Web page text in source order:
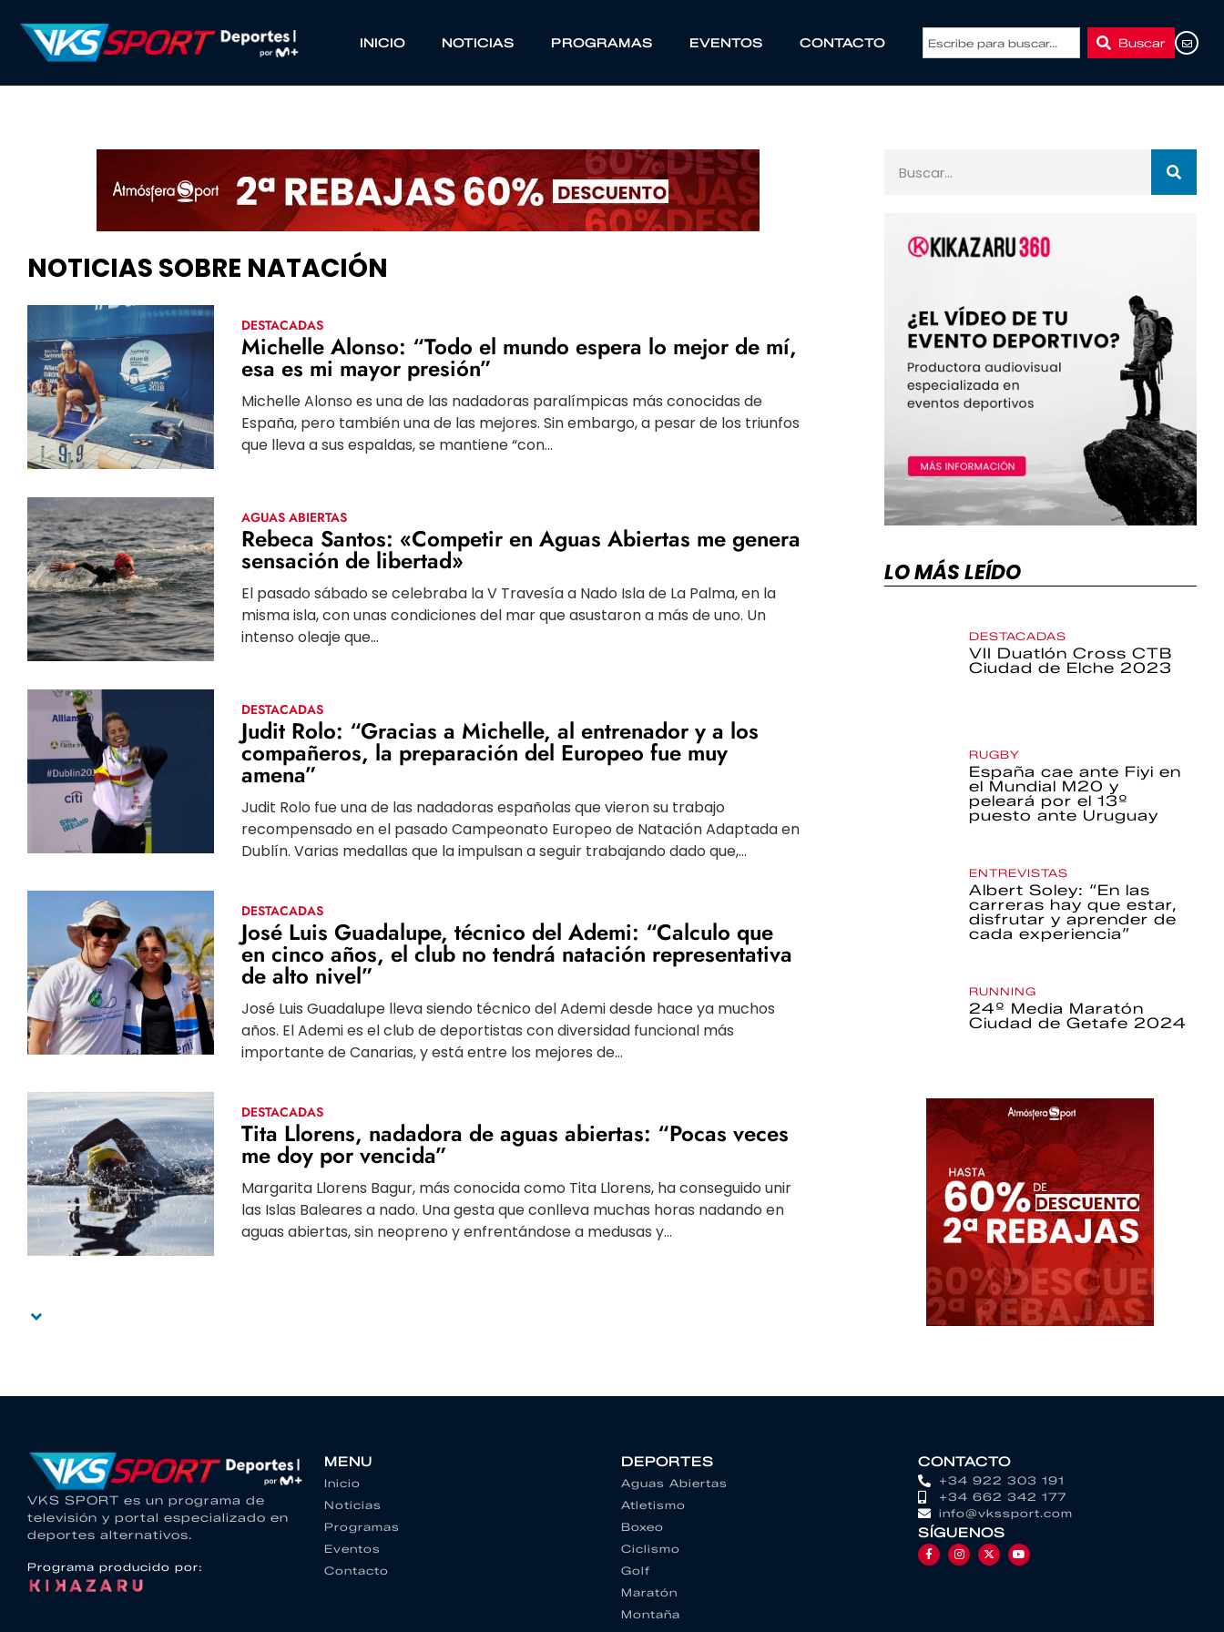
INICIO NOTICIAS PROGRAMAS EVENTOS CONTACTO Buscar
NOTICIAS SOBRE NATACIÓN
DESTACADAS
Michelle Alonso: “Todo el mundo espera lo mejor de mí,
esa es mi mayor presión”
Michelle Alonso es una de las nadadoras paralímpicas más conocidas de
España, pero también una de las mejores. Sin embargo, a pesar de los triunfos
que lleva a sus espaldas, se mantiene “con...
AGUAS ABIERTAS
Rebeca Santos: «Competir en Aguas Abiertas me genera
sensación de libertad»
El pasado sábado se celebraba la V Travesía a Nado Isla de La Palma, en la
misma isla, con unas condiciones del mar que asustaron a más de uno. Un
intenso oleaje que...
DESTACADAS
Judit Rolo: “Gracias a Michelle, al entrenador y a los
compañeros, la preparación del Europeo fue muy
amena”
Judit Rolo fue una de las nadadoras españolas que vieron su trabajo
recompensado en el pasado Campeonato Europeo de Natación Adaptada en
Dublín. Varias medallas que la impulsan a seguir trabajando dado que,...
DESTACADAS
José Luis Guadalupe, técnico del Ademi: “Calculo que
en cinco años, el club no tendrá natación representativa
de alto nivel”
José Luis Guadalupe lleva siendo técnico del Ademi desde hace ya muchos
años. El Ademi es el club de deportistas con diversidad funcional más
importante de Canarias, y está entre los mejores de...
DESTACADAS
Tita Llorens, nadadora de aguas abiertas: “Pocas veces
me doy por vencida”
Margarita Llorens Bagur, más conocida como Tita Llorens, ha conseguido unir
las Islas Baleares a nado. Una gesta que conlleva muchas horas nadando en
aguas abiertas, sin neopreno y enfrentándose a medusas y...
LO MÁS LEÍDO
DESTACADAS
VII Duatlón Cross CTB
Ciudad de Elche 2023
RUGBY
España cae ante Fiyi en
el Mundial M20 y
peleará por el 13º
puesto ante Uruguay
ENTREVISTAS
Albert Soley: “En las
carreras hay que estar,
disfrutar y aprender de
cada experiencia”
RUNNING
24º Media Maratón
Ciudad de Getafe 2024
VKS SPORT es un programa de
televisión y portal especializado en
deportes alternativos.
Programa producido por:
MENU
Inicio
Noticias
Programas
Eventos
Contacto
DEPORTES
Aguas Abiertas
Atletismo
Boxeo
Ciclismo
Golf
Maratón
Montaña
CONTACTO
+34 922 303 191
+34 662 342 177
info@vkssport.com
SÍGUENOS